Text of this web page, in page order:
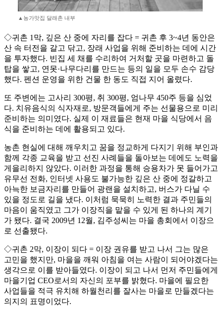
▲농가맛집 달래촌 내부
◇귀촌 1막, 깊은 산 중에 자리를 잡다 = 귀촌 후 3~4년 동안은
산 속 터전을 갈고 닦고, 장래 사업을 위해 준비하는 데에 시간
을 투자했다. 빈집 세 채를 수리하여 거처할 곳을 마련하고 돌
탑을 쌓고, 연못·나무다리를 만드는 등의 일을 모두 손수 감당
했다. 펜션 운영을 위한 건물 한 동도 직접 지어 올렸다.
또 주변에는 고사리 300평, 취 300평, 엄나무 450주 등을 심었
다. 치유음식의 식자재로, 방문객들에게 주는 선물용으로 미리
준비하는 의미였다. 실제 이 재료들은 현재 마을 식당에서 음
식을 준비하는 데에 활용되고 있다.
농촌 현실에 대해 깨우치고 꿈을 정교하게 다지기 위해 부인과
함께 각종 교육을 받고 선진 사례들을 돌아보는 데에도 노력을
게을리하지 않았다. 이러한 과정을 통해 승용차가 못 들어가고
유무선 전화, 인터넷 사용도 불가능한 깊은 산 중에 정갈하고
아늑한 보금자리를 만들어 광랜을 설치하고, 버스가 다닐 수
있을 정도로 길을 냈다. 이처럼 묵묵히 노력한 결과 주민들의
마음이 움직였고 그가 이장직을 맡을 수 있게 된 하나의 계기
가 됐다. 결국 2009년 12월, 김주성씨는 마을 총회에서 이장으
로 선출됐다.
◇귀촌 2막, 이장이 되다 = 이장 권유를 받고 나서 그는 많은
고민을 했지만, 마을을 깨워 아침을 여는 사람이 되어야겠다는
생각으로 이를 받아들였다. 이장이 되고 나서 먼저 주민들에게
마을기업 CEO로서의 자신의 포부를 밝혔다. 마을에 필요한
사업들을 적극 유치해 하월천리를 잘사는 마을로 만들겠다는
의지의 표명이었다.